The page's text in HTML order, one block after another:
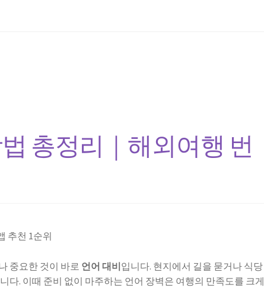
총정리｜해외여행 번
중요한 것이 바로 언어 대비입니다. 현지에서 길을 묻거나 식당
다. 이때 준비 없이 마주하는 언어 장벽은 여행의 만족도를 크게